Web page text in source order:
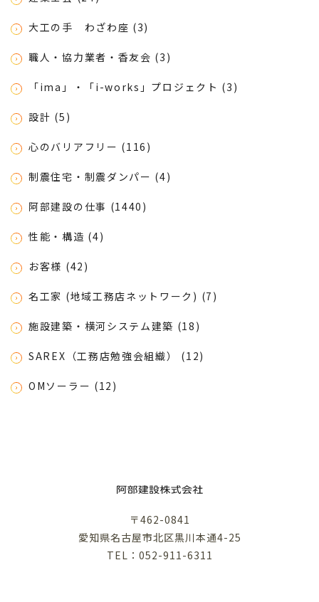
大工の手 わざわ座 (3)
職人・協力業者・香友会 (3)
「ima」・「i-works」プロジェクト (3)
設計 (5)
心のバリアフリー (116)
制震住宅・制震ダンパー (4)
阿部建設の仕事 (1440)
性能・構造 (4)
お客様 (42)
名工家 (地域工務店ネットワーク) (7)
施設建築・横河システム建築 (18)
SAREX（工務店勉強会組織） (12)
OMソーラー (12)
〒462-0841
愛知県名古屋市北区黒川本通4-25
TEL：052-911-6311